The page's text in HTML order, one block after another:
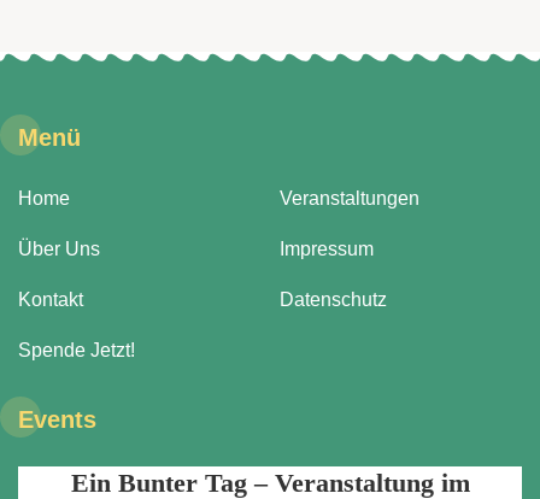
Menü
Home
Über Uns
Kontakt
Spende Jetzt!
Veranstaltungen
Impressum
Datenschutz
Events
Ein Bunter Tag – Veranstaltung im